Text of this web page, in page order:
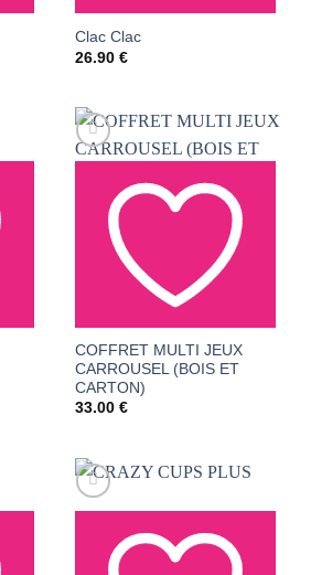
AJOUTER À LA LISTE
DE SOUHAITS
Clac Clac
26.90 €
AJOUTER À LA LISTE
DE SOUHAITS
COFFRET MULTI JEUX
CARROUSEL (BOIS ET
CARTON)
33.00 €